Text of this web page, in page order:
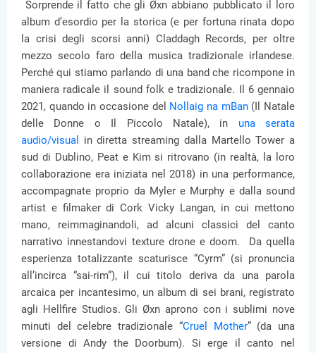
Sorprende il fatto che gli Øxn abbiano pubblicato il loro
album d’esordio per la storica (e per fortuna rinata dopo
la crisi degli scorsi anni) Claddagh Records, per oltre
mezzo secolo faro della musica tradizionale irlandese.
Perché qui stiamo parlando di una band che ricompone in
maniera radicale il sound folk e tradizionale. Il 6 gennaio
2021, quando in occasione del Nollaig na mBan(Il Natale
delle Donne o Il Piccolo Natale), in una serata
audio/visual
in diretta streaming dalla Martello Tower a
sud di Dublino, Peat e Kim si ritrovano (in realtà, la loro
collaborazione era iniziata nel 2018) in una performance,
accompagnate proprio da Myler e Murphy e dalla sound
artist e filmaker di Cork Vicky Langan, in cui mettono
mano, reimmaginandoli, ad alcuni classici del canto
narrativo innestandovi texture drone e doom. Da quella
esperienza totalizzante scaturisce “Cyrm” (si pronuncia
all’incirca “sai-rim”), il cui titolo deriva da una parola
arcaica per incantesimo, un album di sei brani, registrato
agli Hellfire Studios. Gli Øxn aprono con i sublimi nove
minuti del celebre tradizionale “Cruel Mother” (da una
versione di Andy the Doorbum). Si erge il canto nel